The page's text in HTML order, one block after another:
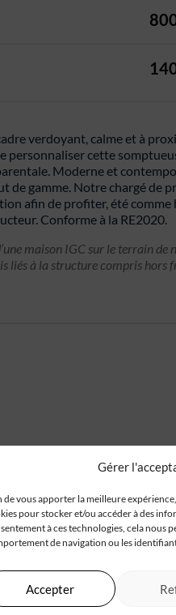
Gérer
de vous apporter la meilleure
pour stocker et/ou accéder à des
à ces technologies, cela nous
de navigation ou les
Accepter
verdoyant, calme et à
personnaliser cette
Moderne et
de gamme. Notre chargé de
afin de profiter, été comme
Conforme à la RE2020.
maison IGC sur le terrain de
liés à la structure compris hors